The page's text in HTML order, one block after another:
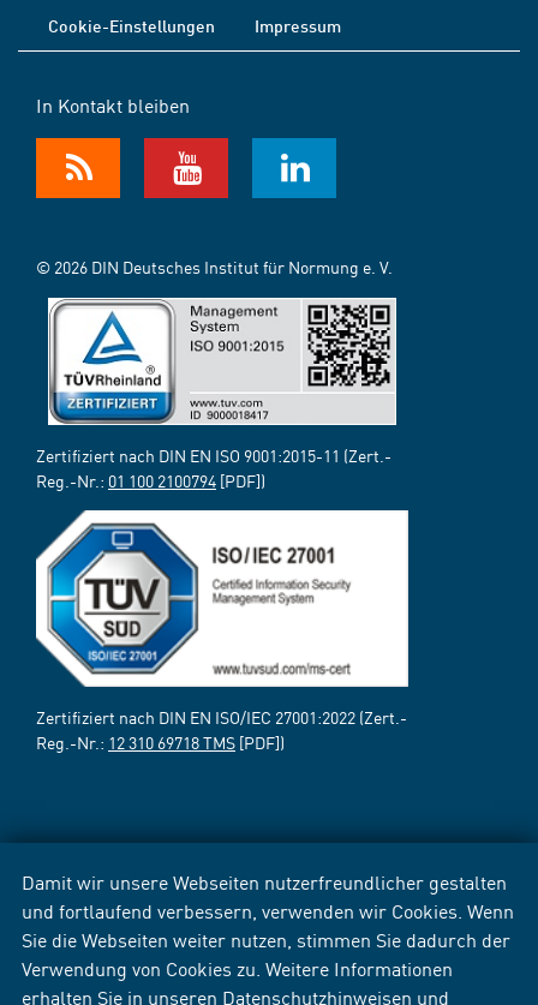
Damit wir unsere Webseiten nutzerfreundlicher gestalten
und fortlaufend verbessern, verwenden wir Cookies. Wenn
Sie die Webseiten weiter nutzen, stimmen Sie dadurch der
Verwendung von Cookies zu. Weitere Informationen
erhalten Sie in unseren Datenschutzhinweisen und
Cookie-Einstellungen
Impressum
In Kontakt bleiben
© 2026 DIN Deutsches Institut für Normung e. V.
Zertifiziert nach DIN EN ISO 9001:2015-11 (Zert.-
Reg.-Nr.: 01 100 2100794 [PDF])
Zertifiziert nach DIN EN ISO/IEC 27001:2022 (Zert.-
Reg.-Nr.: 12 310 69718 TMS [PDF])